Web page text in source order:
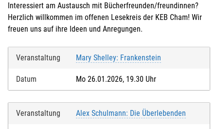
Interessiert am Austausch mit Bücherfreunden/freundinnen?
Herzlich willkommen im offenen Lesekreis der KEB Cham! Wir
freuen uns auf ihre Ideen und Anregungen.
Veranstaltung Mary Shelley: Frankenstein
Datum Mo 26.01.2026, 19.30 Uhr
Veranstaltung Alex Schulmann: Die Überlebenden